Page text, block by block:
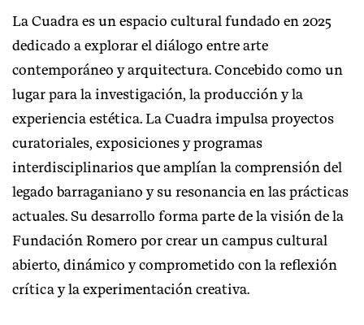
La Cuadra es un espacio cultural fundado en 2025
dedicado a explorar el diálogo entre arte
contemporáneo y arquitectura. Concebido como un
lugar para la investigación, la producción y la
experiencia estética. La Cuadra impulsa proyectos
curatoriales, exposiciones y programas
interdisciplinarios que amplían la comprensión del
legado barraganiano y su resonancia en las prácticas
actuales. Su desarrollo forma parte de la visión de la
Fundación Romero por crear un campus cultural
abierto, dinámico y comprometido con la reflexión
crítica y la experimentación creativa.